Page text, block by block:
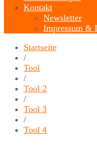
Kontakt
Newsletter
Impressum &
Startseite
/
Tool
/
Tool 2
/
Tool 3
/
Tool 4